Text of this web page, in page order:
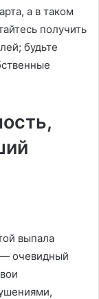
а в таком
получить
будьте
выпала
— очевидный